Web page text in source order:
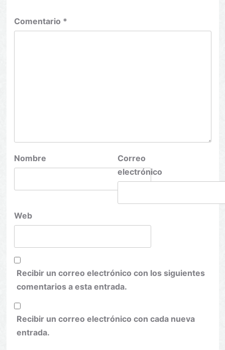
Comentario *
Nombre
Correo
electrónico
Web
Recibir un correo electrónico con los siguientes
comentarios a esta entrada.
Recibir un correo electrónico con cada nueva
entrada.